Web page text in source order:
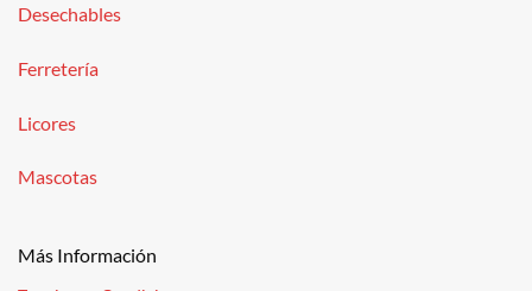
Desechables
Ferretería
Licores
Mascotas
Más Información